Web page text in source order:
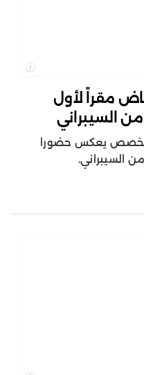
مقراً لأول
السيبراني
متخصص يعكس حضورا
السيبراني.